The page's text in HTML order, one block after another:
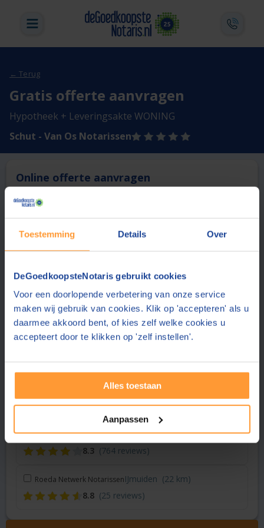
Toestemming Details Over
DeGoedkoopsteNotaris gebruikt cookies
Voor een doorlopende verbetering van onze service
maken wij gebruik van cookies. Klik op 'accepteren' als u
daarmee akkoord bent, of kies zelf welke cookies u
accepteert door te klikken op 'zelf instellen'.
Alles toestaan
Aanpassen
← Terug
Gratis offerte aanvragen
Hypotheek + Leveringsakte WONING
Schut - Van Os Notarissen
Online offerte aanvragen
Deze notaris biedt momenteel niet de mogelijkheid online
1 Vergelijk en bespaar
Vraag een offerte aan bij een andere notaris in de buurt
Notariskantoor Van LigtenAmsterdam (4 km)
8.0
(401 reviews)
De Boer Advies & Notariaat Hoofddorp
8.5 (159 reviews)
Gopisingh Van Os NotarissenHoofddorp
8.3 (158 reviews)
Notariskantoor LautenbachHeemskerk (22 km)
8.3 (764 reviews)
Roeda Netwerk NotarissenIJmuiden (22 km)
8.8 (25 reviews)